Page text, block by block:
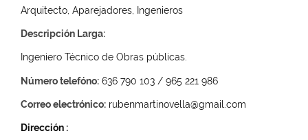
Arquitecto, Aparejadores, Ingenieros
Descripción Larga:
Ingeniero Técnico de Obras públicas.
Número telefóno: 636 790 103 / 965 221 986
Correo electrónico: rubenmartinovella@gmail.com
Dirección :